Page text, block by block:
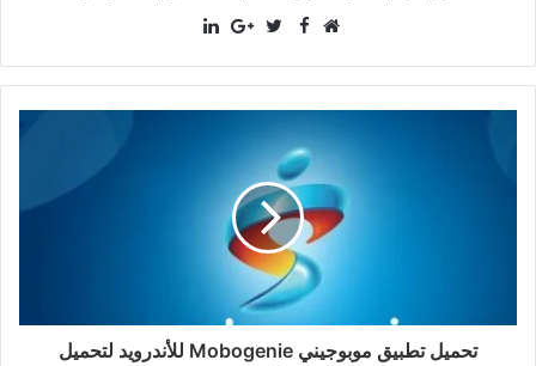
Facebook
تحميل تطبيق موبوجيني Mobogenie للأندرويد لتحميل